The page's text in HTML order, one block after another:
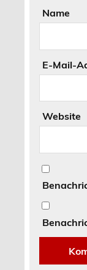
Name
E-Mail-
Website